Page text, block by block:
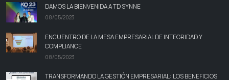
DAMOS LA BIENVENIDA A TD SYNNE
08/05/2023
ENCUENTRO DE LA MESA EMPRESARIAL DE INTEGRIDAD Y
COMPLIANCE
08/05/2023
TRANSFORMANDO LA GESTIÓN EMPRESARIAL: LOS BENEFICIOS